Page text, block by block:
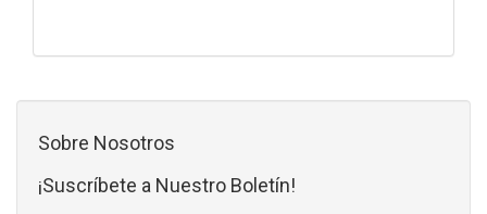
Sobre Nosotros
¡Suscríbete a Nuestro Boletín!